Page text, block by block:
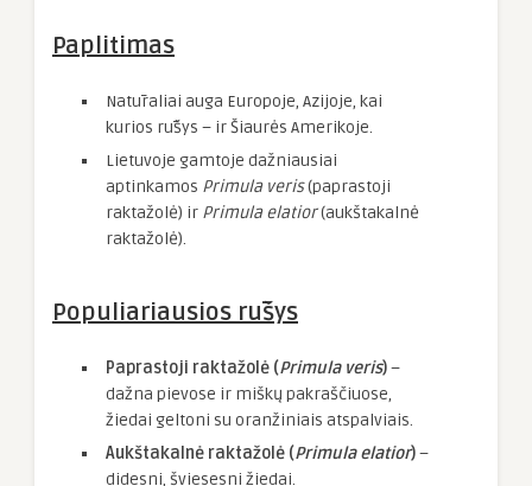
Paplitimas
Natūraliai auga Europoje, Azijoje, kai
kurios rūšys – ir Šiaurės Amerikoje.
Lietuvoje gamtoje dažniausiai
aptinkamos Primula veris(paprastoji
raktažolė) ir Primula elatior(aukštakalnė
raktažolė).
Populiariausios rūšys
Paprastoji raktažolė (Primula veris)–
dažna pievose ir miškų pakraščiuose,
žiedai geltoni su oranžiniais atspalviais.
Aukštakalnė raktažolė (Primula elatior)–
didesni, šviesesni žiedai.